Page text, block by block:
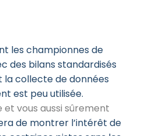
les championnes de
des bilans standardisés
collecte de données
est peu utilisée.
et vous aussi sûrement
de montrer l’intérêt de